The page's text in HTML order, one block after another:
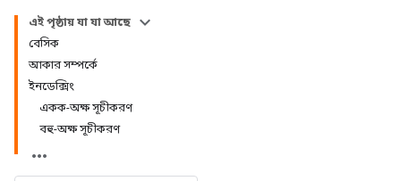
এই পৃষ্ঠায় যা যা আছে
বেসিক
আকার সম্পর্কে
ইনডেক্সিং
একক-অক্ষ সূচীকরণ
বহু-অক্ষ সূচীকরণ